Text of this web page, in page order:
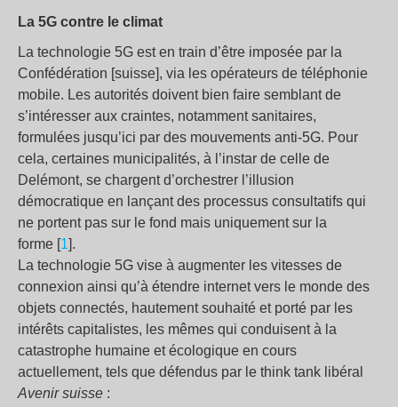
La 5G contre le climat
La technologie 5G est en train d’être imposée par la
Confédération [suisse], via les opérateurs de téléphonie
mobile. Les autorités doivent bien faire semblant de
s’intéresser aux craintes, notamment sanitaires,
formulées jusqu’ici par des mouvements anti-5G. Pour
cela, certaines municipalités, à l’instar de celle de
Delémont, se chargent d’orchestrer l’illusion
démocratique en lançant des processus consultatifs qui
ne portent pas sur le fond mais uniquement sur la
forme [1].
La technologie 5G vise à augmenter les vitesses de
connexion ainsi qu’à étendre internet vers le monde des
objets connectés, hautement souhaité et porté par les
intérêts capitalistes, les mêmes qui conduisent à la
catastrophe humaine et écologique en cours
actuellement, tels que défendus par le think tank libéral
Avenir suisse :